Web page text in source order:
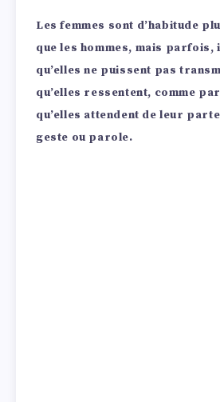
Les femmes sont d’habitude
que les hommes, mais
qu’elles ne puissent pas
qu’elles ressentent, comme
qu’elles attendent de leur
geste ou parole.